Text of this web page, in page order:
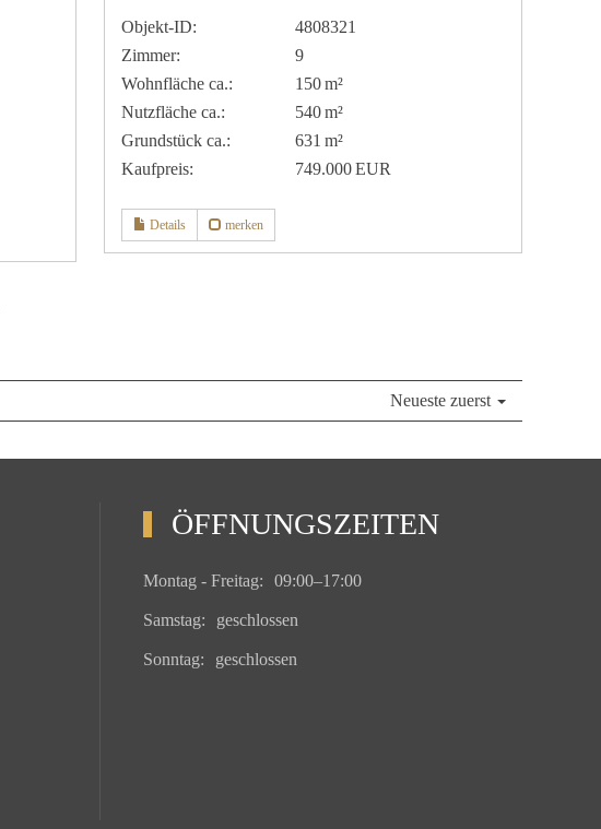
Objekt-ID:
4808321
Zimmer:
9
Wohnfläche ca.:
150 m²
Nutzfläche ca.:
540 m²
Grund­stück ca.:
631 m²
Kaufpreis:
749.000 EUR
Details merken
Neueste zuerst
ÖFFNUNGSZEITEN
Montag - Freitag: 09:00–17:00
Samstag: geschlossen
Sonntag: geschlossen